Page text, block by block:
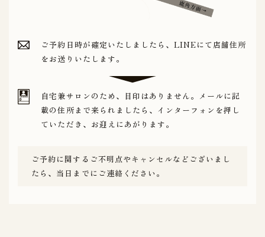
ご予約日時が確定いたしましたら、LINEにて店舗住所
をお送りいたします。
自宅兼サロンのため、目印はありません。メールに記
載の住所まで来られましたら、インターフォンを押し
ていただき、お迎えにあがります。
ご予約に関するご不明点やキャンセルなどございまし
たら、当日までにご連絡ください。